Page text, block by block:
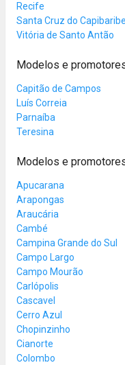
Recife
Santa Cruz do Capibaribe
Vitória de Santo Antão
Modelos e
Capitão de Campos
Luís Correia
Parnaíba
Teresina
Modelos e
Apucarana
Arapongas
Araucária
Cambé
Campina Grande do Sul
Campo Largo
Campo Mourão
Carlópolis
Cascavel
Cerro Azul
Chopinzinho
Cianorte
Colombo